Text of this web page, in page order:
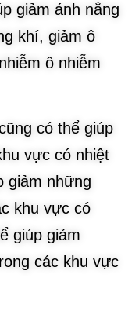
giảm ánh nắng
khí, giảm ô
ô nhiễm
có thể giúp
vực có nhiệt
giảm những
khu vực có
giúp giảm
các khu vực